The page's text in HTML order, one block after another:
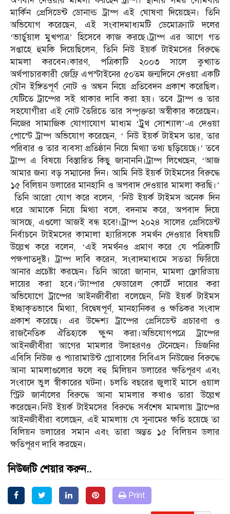
মার্কিন প্রেসিডেন্ট ডোনাল্ড ট্রাম্প এই ঘোষণা দিয়েছেন। তিনি
অভিযোগ করেছেন, এই সংবাদমাধ্যমটি ডেমোক্র্যাট দলের
‘ভার্চুয়াল মুখপাত্র’ হিসেবে কাজ করছে।ট্রাম্প এর আগে গত
সপ্তাহে হুমকি দিয়েছিলেন, তিনি নিউ ইয়র্ক টাইমসের বিরুদ্ধে
মামলা করবেন।কারণ, পত্রিকাটি ২০০৩ সালে কুখ্যাত
অর্থপাচারকারী জেফ্রি এপস্টাইনের ৫০তম জন্মদিনে দেওয়া একটি
যৌন ইঙ্গিতপূর্ণ নোট ও অঙ্কন নিয়ে প্রতিবেদন প্রকাশ করেছিল।
যেটিতে ট্রাম্পের সই থাকার দাবি করা হয়। তবে ট্রাম্প ও তার
সহযোগীরা এই নোট তৈরিতে তার সম্পৃক্ততা অস্বীকার করেছেন।
নিজের সামাজিক যোগাযোগ মাধ্যম ‘ট্রুথ সোশ্যাল’-এ দেওয়া
পোস্টে ট্রাম্প অভিযোগ করেছেন, ‘ নিউ ইয়র্ক টাইমস তার, তার
পরিবার ও তার ব্যবসা প্রতিষ্ঠান নিয়ে মিথ্যা তথ্য ছড়িয়েছে।’ তবে
ট্রাম্প এ বিষয়ে বিস্তারিত কিছু জানাননি।ট্রাম্প লিখেছেন, ‘আজ
আমার জন্য বড় সম্মানের দিন। আমি নিউ ইয়র্ক টাইমসের বিরুদ্ধে
১৫ বিলিয়ন ডলারের মানহানি ও অপবাদ দেওয়ার মামলা করছি।’
তিনি আরো যোগ করে বলেন, ‘নিউ ইয়র্ক টাইমস অনেক দিন
ধরে আমাকে নিয়ে মিথ্যা বলে, বদনাম করে, অপবাদ দিয়ে
আসছে, এগুলো আজই বন্ধ হবে!।ট্রাম্প ২০২৪ সালের প্রেসিডেন্ট
নির্বাচনে টাইমসের কামালা হ্যারিসকে সমর্থন দেওয়ার বিষয়টি
উল্লেখ করে বলেন, ‘এই সমর্থনও প্রমাণ করে যে পত্রিকাটি
পক্ষপাতদুষ্ট। ট্রাম্প দাবি করেন, সংবাদমাধ্যমে সততা ফিরিয়ে
আনার প্রচেষ্টা করছেন। তিনি আরো জানান, মামলা ফ্লোরিডায়
দায়ের করা হবে।’ট্যাম্পার ফেডারেল কোর্টে দায়ের করা
অভিযোগে ট্রাম্পের আইনজীবীরা বলেছেন, নিউ ইয়র্ক টাইমস
ইচ্ছাকৃতভাবে মিথ্যা, বিদ্বেষপূর্ণ, মানহানিকর ও ক্ষতিকর সংবাদ
প্রকাশ করেছে। এর উদ্দেশ্য ট্রাম্পের প্রেসিডেন্ট প্রচারণা ও
রাজনৈতিক ঐতিহ্যকে ক্ষুণ্ন করা।অভিযোগপত্রে ট্রাম্পের
আইনজীবীরা আগের মামলার উদাহরণও টেনেছেন। ডিজনির
এবিসি নিউজ ও প্যারামাউন্ট গ্লোবালের সিবিএস নিউজের বিরুদ্ধে
আনা মামলাগুলোর ফলে বহু মিলিয়ন ডলারের ক্ষতিপূরণ এবং
সংবাদে ভুল স্বীকারের ঘটনা। চলতি বছরের জুলাই মাসে ওয়াল
স্ট্রিট জার্নালের বিরুদ্ধে আনা মামলার কথাও তারা উল্লেখ
করেছেন।নিউ ইয়র্ক টাইমসের বিরুদ্ধে সর্বশেষ মামলায় ট্রাম্পের
আইনজীবীরা বলেছেন, এই মামলায় যে সুনামের ক্ষতি হয়েছে তা
বিলিয়ন ডলারের সমান এবং তারা অন্তত ১৫ বিলিয়ন ডলার
ক্ষতিপূরণ দাবি করছেন।
নিউজটি শেয়ার করুন..
Print